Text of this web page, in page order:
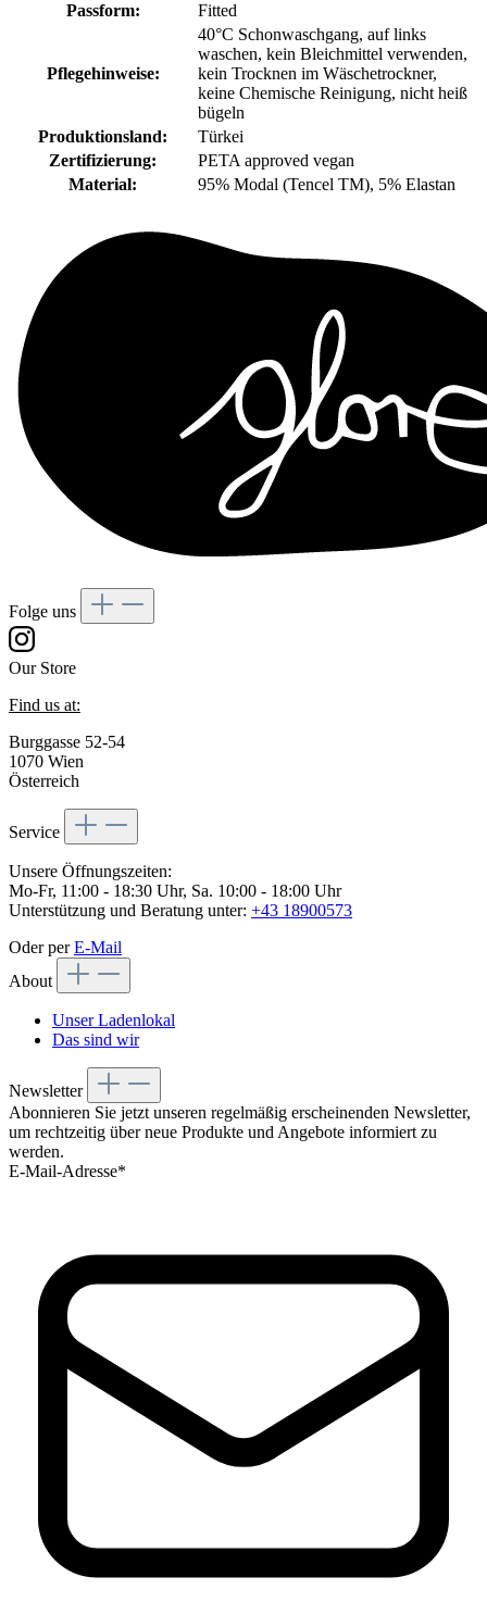
Passform:
Fitted
Pflegehinweise:
40°C Schonwaschgang, auf links
waschen, kein Bleichmittel verwenden,
kein Trocknen im Wäschetrockner,
keine Chemische Reinigung, nicht heiß
bügeln
Produktionsland:
Türkei
Zertifizierung:
PETA approved vegan
Material:
95% Modal (Tencel TM), 5% Elastan
Folge uns
Our Store
Find us at:
Burggasse 52-54
1070 Wien
Österreich
Service
Unsere Öffnungszeiten:
Mo-Fr, 11:00 - 18:30 Uhr, Sa. 10:00 - 18:00 Uhr
Unterstützung und Beratung unter: +43 18900573
Oder perE-Mail
About
Unser Ladenlokal
Das sind wir
Newsletter
Abonnieren Sie jetzt unseren regelmäßig erscheinenden Newsletter,
um rechtzeitig über neue Produkte und Angebote informiert zu
werden.
E-Mail-Adresse*